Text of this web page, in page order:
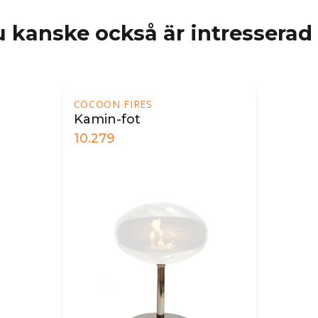
kanske också är intresserad
COCOON FIRES
Kamin-fot
10.279